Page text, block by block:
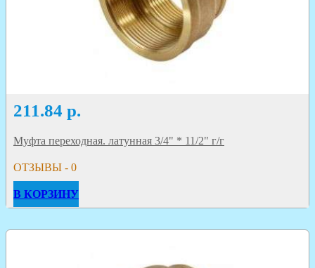
211.84 р.
Муфта переходная. латунная 3/4" * 11/2" г/г
ОТЗЫВЫ - 0
В КОРЗИНУ